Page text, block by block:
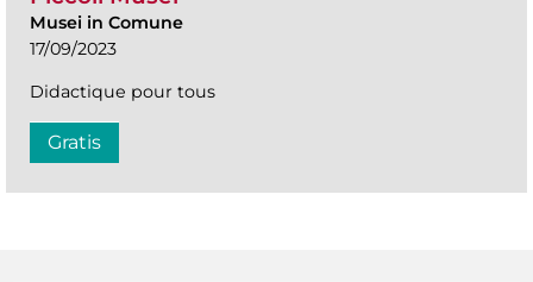
Musei in Comune
17/09/2023
Didactique pour tous
Gratis